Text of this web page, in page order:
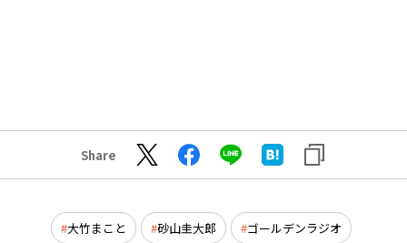
Share
大竹まこと 砂山圭大郎 ゴールデンラジオ